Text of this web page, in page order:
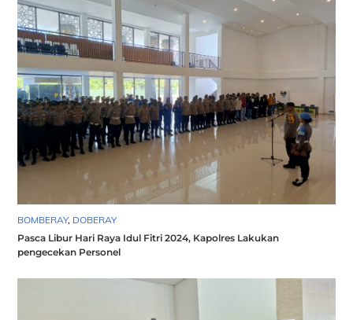
BOMBERAY, DOBERAY
Pasca Libur Hari Raya Idul Fitri 2024, Kapolres Lakukan
pengecekan Personel